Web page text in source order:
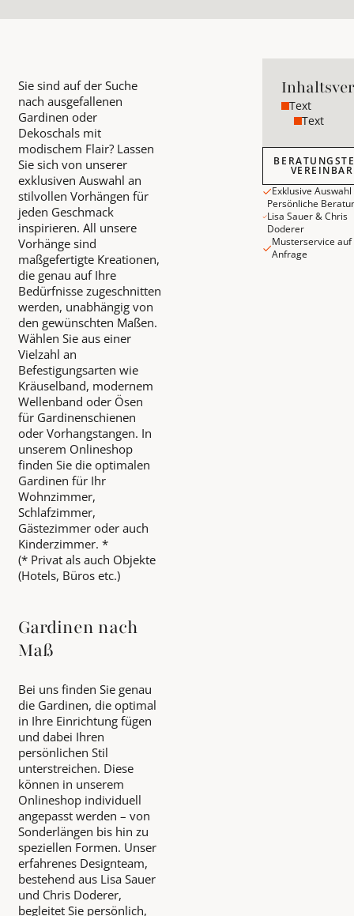
Sie sind auf der Suche
nach ausgefallenen
Gardinen oder
Dekoschals mit
modischem Flair? Lassen
Sie sich von unserer
exklusiven Auswahl an
stilvollen Vorhängen für
jeden Geschmack
inspirieren. All unsere
Vorhänge sind
maßgefertigte Kreationen,
die genau auf Ihre
Bedürfnisse zugeschnitten
werden, unabhängig von
den gewünschten Maßen.
Wählen Sie aus einer
Vielzahl an
Befestigungsarten wie
Kräuselband, modernem
Wellenband oder Ösen
für Gardinenschienen
oder Vorhangstangen. In
unserem Onlineshop
finden Sie die optimalen
Gardinen für Ihr
Wohnzimmer,
Schlafzimmer,
Gästezimmer oder auch
Kinderzimmer. *
(* Privat als auch Objekte
(Hotels, Büros etc.)
Gardinen nach
Maß
Bei uns finden Sie genau
die Gardinen, die optimal
in Ihre Einrichtung fügen
und dabei Ihren
persönlichen Stil
unterstreichen. Diese
können in unserem
Onlineshop individuell
angepasst werden – von
Sonderlängen bis hin zu
speziellen Formen. Unser
erfahrenes Designteam,
bestehend aus Lisa Sauer
und Chris Doderer,
begleitet Sie persönlich,
Text
Text
Exklusive Auswahl
Persönliche
Lisa Sauer & Chris
Doderer
Musterservice auf
Anfrage